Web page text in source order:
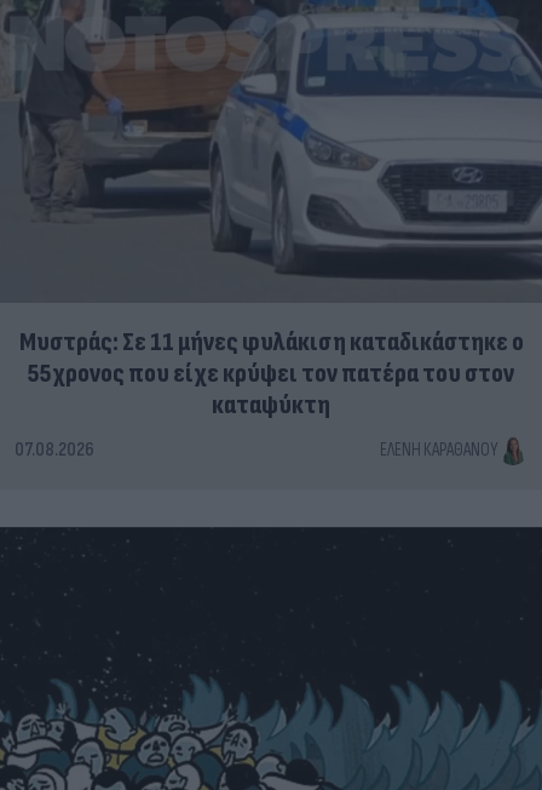
Μυστράς: Σε 11 μήνες φυλάκιση καταδικάστηκε ο
55χρονος που είχε κρύψει τον πατέρα του στον
καταψύκτη
07.08.2026 ΕΛΈΝΗ ΚΑΡΑΘΆΝΟΥ